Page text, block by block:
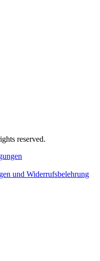
reserved.
und Widerrufsbelehrung